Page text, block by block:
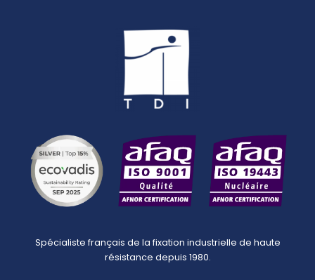
Spécialiste français de la fixation industrielle de haute
résistance depuis 1980.